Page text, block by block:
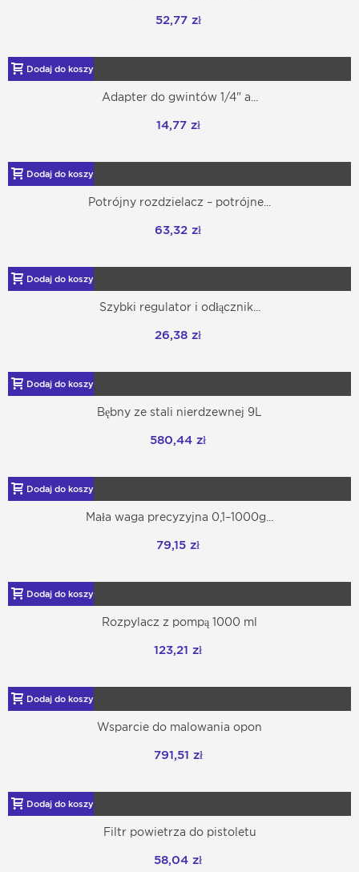
52,77 zł
Dodaj do koszyka
Adapter do gwintów 1/4" a...
14,77 zł
Dodaj do koszyka
Potrójny rozdzielacz – potrójne...
63,32 zł
Dodaj do koszyka
Szybki regulator i odłącznik...
26,38 zł
Dodaj do koszyka
Bębny ze stali nierdzewnej 9L
580,44 zł
Dodaj do koszyka
Mała waga precyzyjna 0,1–1000g...
79,15 zł
Dodaj do koszyka
Rozpylacz z pompą 1000 ml
123,21 zł
Dodaj do koszyka
Wsparcie do malowania opon
791,51 zł
Dodaj do koszyka
Filtr powietrza do pistoletu
58,04 zł